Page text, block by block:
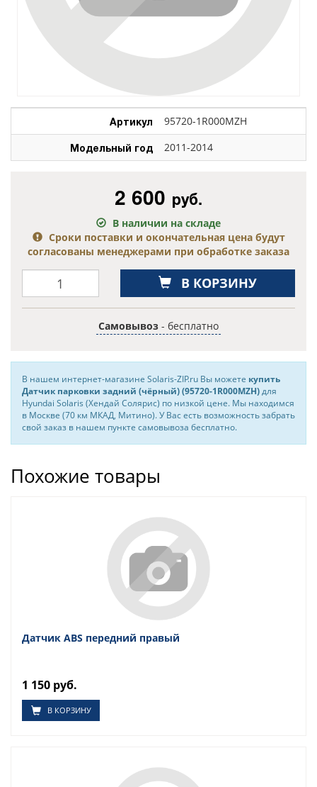
Артикул 95720-1R000MZH
Модельный год 2011-2014
2 600 руб.
В наличии на складе
Сроки поставки и окончательная цена будут
согласованы менеджерами при обработке заказа
В КОРЗИНУ
Самовывоз - бесплатно
В нашем интернет-магазине Solaris-ZIP.ru Вы можете купить
Датчик парковки задний (чёрный) (95720-1R000MZH)для
Hyundai Solaris (Хендай Солярис) по низкой цене. Мы находимся
в Москве (70 км МКАД, Митино). У Вас есть возможность забрать
свой заказ в нашем пункте самовывоза бесплатно.
Похожие товары
Датчик ABS передний правый
1 150 руб.
В КОРЗИНУ